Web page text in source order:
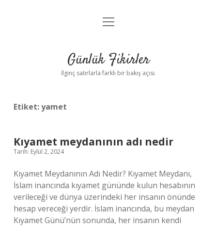
Anasayfa
Yasal Uyarı
menüyü
Günlük Fikirler
İlginç satırlarla farklı bir bakış açısı.
Etiket:yamet
Kıyamet meydanının adı nedir
Tarih: Eylül 2, 2024
Kıyamet Meydanının Adı Nedir? Kıyamet Meydanı,
İslam inancında kıyamet gününde kulun hesabının
verileceği ve dünya üzerindeki her insanın önünde
hesap vereceği yerdir. İslam inancında, bu meydan
Kıyamet Günü’nün sonunda, her insanın kendi